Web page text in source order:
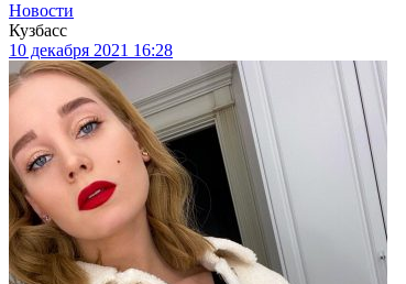
Новости
Кузбасс
10 декабря 2021 16:28